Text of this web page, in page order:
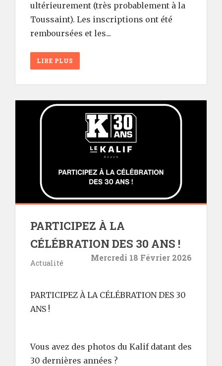
ultérieurement (très probablement à la
Toussaint). Les inscriptions ont été
remboursées et les...
LIRE PLUS
PARTICIPEZ À LA
CÉLÉBRATION DES 30 ANS !
Actualité
Mercredi 18 Février 2026
PARTICIPEZ À LA CÉLÉBRATION DES 30
ANS !
Vous avez des photos du Kalif datant des
30 dernières années ?